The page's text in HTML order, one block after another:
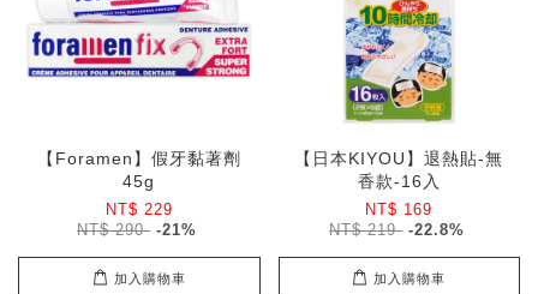
【Foramen】假牙黏著劑
45g
NT$ 229
NT$ 290 -21%
加入購物車
【日本KIYOU】退熱貼-無
香款-16入
NT$ 169
NT$ 219 -22.8%
加入購物車